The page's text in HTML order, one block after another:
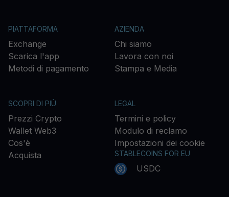
PIATTAFORMA
Exchange
Scarica l'app
Metodi di pagamento
AZIENDA
Chi siamo
Lavora con noi
Stampa e Media
SCOPRI DI PIÙ
Prezzi Crypto
Wallet Web3
Cos'è
Acquista
LEGAL
Termini e policy
Modulo di reclamo
Impostazioni dei cookie
STABLECOINS FOR EU
USDC